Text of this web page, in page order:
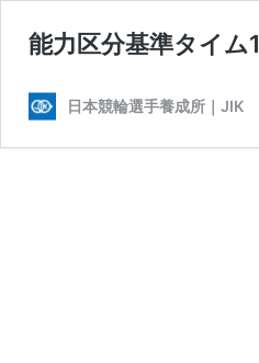
能力区分基準タイム
日本競輪選手養成所｜JIK